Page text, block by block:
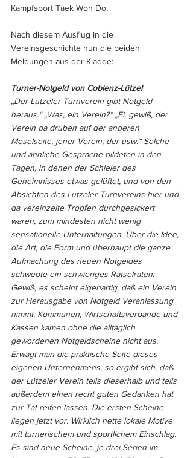
Kampfsport Taek Won Do.
Nach diesem Ausflug in die
Vereinsgeschichte nun die beiden
Meldungen aus der Kladde:
Turner-Notgeld von Coblenz-Lützel
„Der Lützeler Turnverein gibt Notgeld
heraus.“ „Was, ein Verein?“ „Ei, gewiß, der
Verein da drüben auf der anderen
Moselseite, jener Verein, der usw.“ Solche
und ähnliche Gespräche bildeten in den
Tagen, in denen der Schleier des
Geheimnisses etwas gelüftet, und von den
Absichten des Lützeler Turnvereins hier und
da vereinzelte Tropfen durchgesickert
waren, zum mindesten nicht wenig
sensationelle Unterhaltungen. Über die Idee,
die Art, die Form und überhaupt die ganze
Aufmachung des neuen Notgeldes
schwebte ein schwieriges Rätselraten.
Gewiß, es scheint eigenartig, daß ein Verein
zur Herausgabe von Notgeld Veranlassung
nimmt. Kommunen, Wirtschaftsverbände und
Kassen kamen ohne die alltäglich
gewordenen Notgeldscheine nicht aus.
Erwägt man die praktische Seite dieses
eigenen Unternehmens, so ergibt sich, daß
der Lützeler Verein teils dieserhalb und teils
außerdem einen recht guten Gedanken hat
zur Tat reifen lassen. Die ersten Scheine
liegen jetzt vor. Wirklich nette lokale Motive
mit turnerischem und sportlichem Einschlag.
Es sind neue Scheine, je drei Serien im